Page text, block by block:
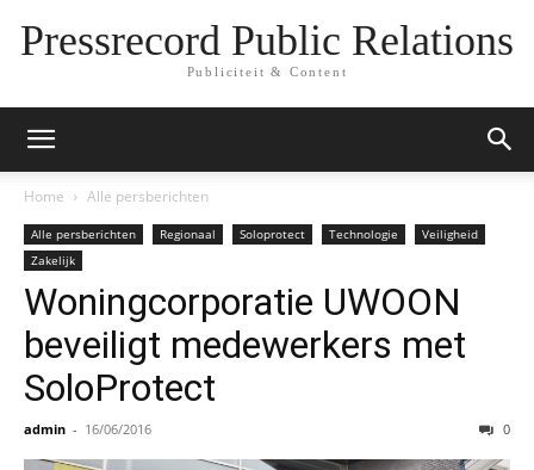
Pressrecord Public Relations
Publiciteit & Content
Home Alle persberichten
Alle persberichten Regionaal Soloprotect Technologie
Veiligheid
Zakelijk
Woningcorporatie UWOON
beveiligt medewerkers met
SoloProtect
admin - 16/06/2016 0